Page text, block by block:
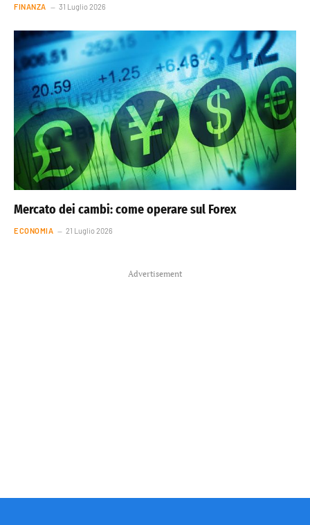
FINANZA 31 Luglio 2026
Mercato dei cambi: come operare sul Forex
ECONOMIA 21 Luglio 2026
Advertisement